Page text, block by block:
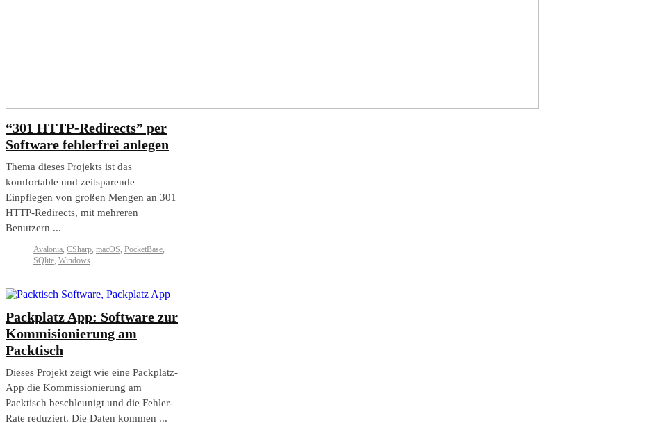
“301 HTTP-Redirects” per
Software fehlerfrei anlegen
Thema dieses Projekts ist das
komfortable und zeitsparende
Einpflegen von großen Mengen an 301
HTTP-Redirects, mit mehreren
Benutzern ...
Avalonia, CSharp, macOS, PocketBase,
SQlite, Windows
Packplatz App: Software zur
Kommisionierung am
Packtisch
Dieses Projekt zeigt wie eine Packplatz-
App die Kommissionierung am
Packtisch beschleunigt und die Fehler-
Rate reduziert. Die Daten kommen ...